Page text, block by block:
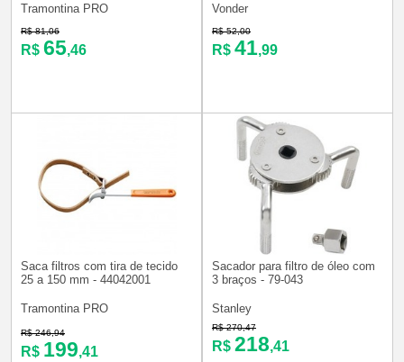
Tramontina PRO
R$ 81,06
R$ 65,46
Vonder
R$ 52,00
R$ 41,99
Saca filtros com tira de tecido
25 a 150 mm - 44042001
Tramontina PRO
R$ 246,94
R$ 199,41
Sacador para filtro de óleo com
3 braços - 79-043
Stanley
R$ 270,47
R$ 218,41